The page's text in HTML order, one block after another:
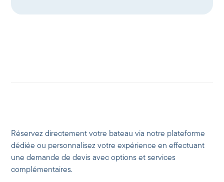
Réservez directement votre bateau via notre plateforme
dédiée ou personnalisez votre expérience en effectuant
une demande de devis avec options et services
complémentaires.